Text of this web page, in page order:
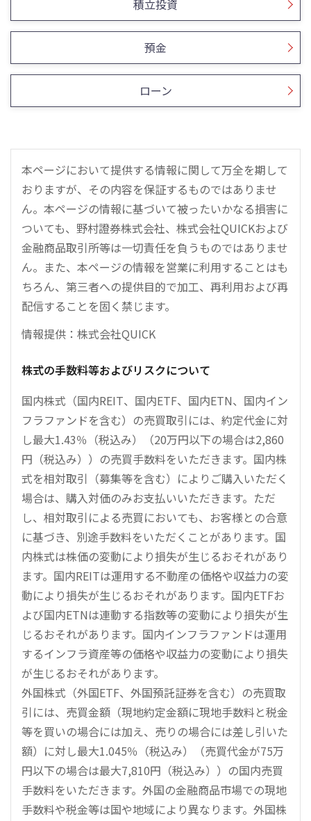
積立投資
預金
ローン
本ページにおいて提供する情報に関して万全を期して
おりますが、その内容を保証するものではありませ
ん。本ページの情報に基づいて被ったいかなる損害に
ついても、野村證券株式会社、株式会社QUICKおよび
金融商品取引所等は一切責任を負うものではありませ
ん。また、本ページの情報を営業に利用することはも
ちろん、第三者への提供目的で加工、再利用および再
配信することを固く禁じます。
情報提供：株式会社QUICK
株式の手数料等およびリスクについて
国内株式（国内REIT、国内ETF、国内ETN、国内イン
フラファンドを含む）の売買取引には、約定代金に対
し最大1.43％（税込み）（20万円以下の場合は2,860
円（税込み））の売買手数料をいただきます。国内株
式を相対取引（募集等を含む）によりご購入いただく
場合は、購入対価のみお支払いいただきます。ただ
し、相対取引による売買においても、お客様との合意
に基づき、別途手数料をいただくことがあります。国
内株式は株価の変動により損失が生じるおそれがあり
ます。国内REITは運用する不動産の価格や収益力の変
動により損失が生じるおそれがあります。国内ETFお
よび国内ETNは連動する指数等の変動により損失が生
じるおそれがあります。国内インフラファンドは運用
するインフラ資産等の価格や収益力の変動により損失
が生じるおそれがあります。
外国株式（外国ETF、外国預託証券を含む）の売買取
引には、売買金額（現地約定金額に現地手数料と税金
等を買いの場合には加え、売りの場合には差し引いた
額）に対し最大1.045％（税込み）（売買代金が75万
円以下の場合は最大7,810円（税込み））の国内売買
手数料をいただきます。外国の金融商品市場での現地
手数料や税金等は国や地域により異なります。外国株